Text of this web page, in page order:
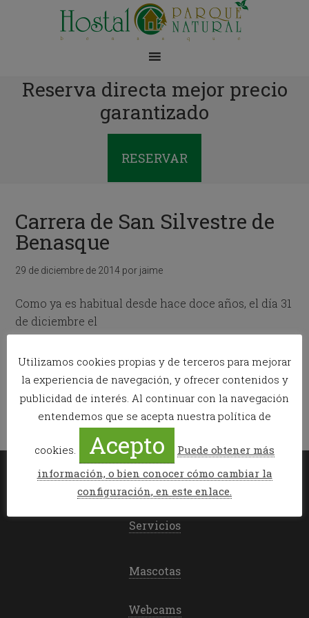
Reserva directa mejor precio
garantizado
RESERVAR
Carrera de San Silvestre de
Benasque
29 de diciembre de 2014 por jaime
Como ya es habitual desde hace doce años, el día 31
de diciembre el
Publicado en:
News
carrera fin de año san silvestre
Mi reserva
Servicios
Mascotas
Webcams
Utilizamos cookies propias y de terceros para mejorar
la experiencia de navegación, y ofrecer contenidos y
publicidad de interés. Al continuar con la navegación
entendemos que se acepta nuestra política de
cookies. Acepto
Puede obtener más
información, o bien conocer cómo cambiar la
configuración, en este enlace.